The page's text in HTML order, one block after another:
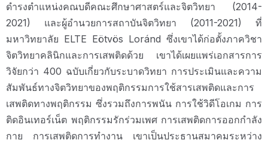
ดำรงตำแหน่งคณบดีคณะศึกษาศาสตร์และจิตวิทยา (2014-
2021) และผู้อำนวยการสถาบันจิตวิทยา (2011-2021) ที่
มหาวิทยาลัย ELTE Eötvös Loránd ซึ่งเขาได้ก่อตั้งภาควิชา
จิตวิทยาคลินิกและการเสพติดด้วย เขาได้เผยแพร่เอกสารการ
วิจัยกว่า 400 ฉบับเกี่ยวกับระบาดวิทยา การประเมินและความ
สัมพันธ์ทางจิตวิทยาของพฤติกรรมการใช้สารเสพติดและการ
เสพติดทางพฤติกรรม ซึ่งรวมถึงการพนัน การใช้วิดีโอเกม การ
ติดอินเทอร์เน็ต พฤติกรรมรักร่วมเพศ การเสพติดการออกกำลัง
กาย การเสพติดการทำงาน เขาเป็นประธานสมาคมระหว่าง